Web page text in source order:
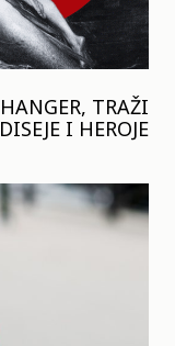
TRAŽI
I HEROJE